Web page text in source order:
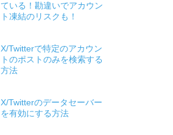
ている！勘違いでアカウン
ト凍結のリスクも！
X/Twitterで特定のアカウン
トのポストのみを検索する
方法
X/Twitterのデータセーバー
を有効にする方法